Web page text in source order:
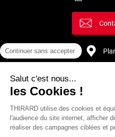
Continuer sans accepter
Salut c'est nous...
les Cookies !
THIRARD utilise des cookies et
l'audience du site internet, afficher
réaliser des campagnes ciblées et